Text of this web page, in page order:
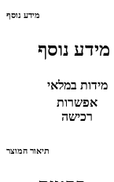
מידע נוסף
מידע נוסף
מידות במלאי
אפשרות
רכישה
תיאור המוצר